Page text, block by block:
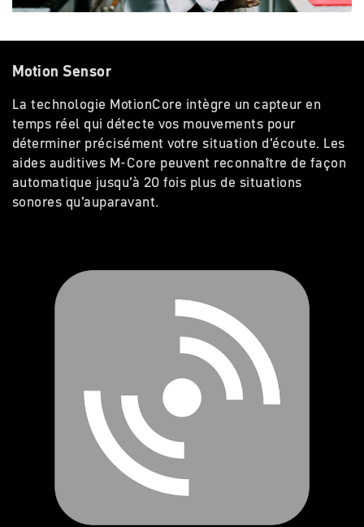
Motion Sensor
La technologie MotionCore intègre un capteur en
temps réel qui détecte vos mouvements pour
déterminer précisément votre situation d’écoute. Les
aides auditives M-Core peuvent reconnaître de façon
automatique jusqu’à 20 fois plus de situations
sonores qu’auparavant.